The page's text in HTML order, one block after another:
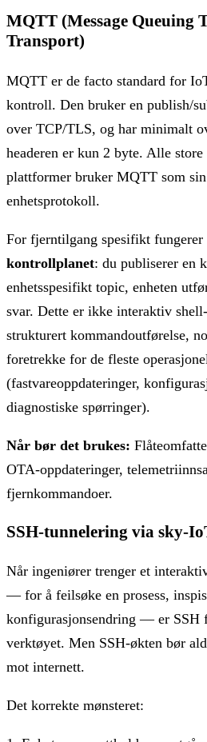
MQTT (Message Queuing
Transport)
MQTT er de facto standard for
kontroll. Den bruker en publish/
over TCP/TLS, og har minimalt
headeren er kun 2 byte. Alle store
plattformer bruker MQTT som
enhetsprotokoll.
For fjerntilgang spesifikt
kontrollplanet: du publiserer en
enhetsspesifikt topic, enheten
svar. Dette er ikke interaktiv
strukturert kommandoutførelse,
foretrekke for de fleste
(fastvareoppdateringer,
diagnostiske spørringer).
Når bør det brukes:
OTA-oppdateringer,
fjernkommandoer.
SSH-tunnelering via sky-
Når ingeniører trenger et
— for å feilsøke en prosess,
konfigurasjonsendring — er SSH
verktøyet. Men SSH-økten bør
mot internett.
Det korrekte mønsteret: